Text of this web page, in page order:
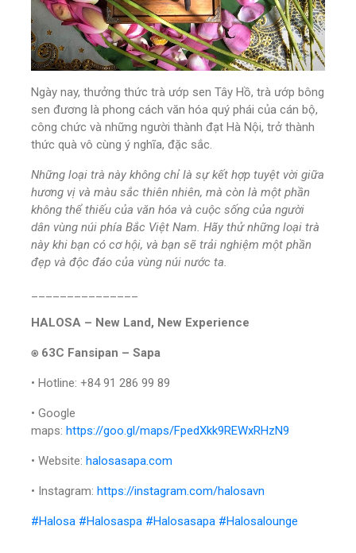
Ngày nay, thưởng thức trà ướp sen Tây Hồ, trà ướp bông
sen đương là phong cách văn hóa quý phái của cán bộ,
công chức và những người thành đạt Hà Nội, trở thành
thức quà vô cùng ý nghĩa, đặc sắc.
Những loại trà này không chỉ là sự kết hợp tuyệt vời giữa
hương vị và màu sắc thiên nhiên, mà còn là một phần
không thể thiếu của văn hóa và cuộc sống của người
dân vùng núi phía Bắc Việt Nam. Hãy thử những loại trà
này khi bạn có cơ hội, và bạn sẽ trải nghiệm một phần
đẹp và độc đáo của vùng núi nước ta.
HALOSA – New Land, New Experience
⍟ 63C Fansipan – Sapa
• Hotline: +84 91 286 99 89
• Google
maps: https://goo.gl/maps/FpedXkk9REWxRHzN9
• Website: halosasapa.com
• Instagram: https://instagram.com/halosavn
#Halosa #Halosaspa #Halosasapa #Halosalounge